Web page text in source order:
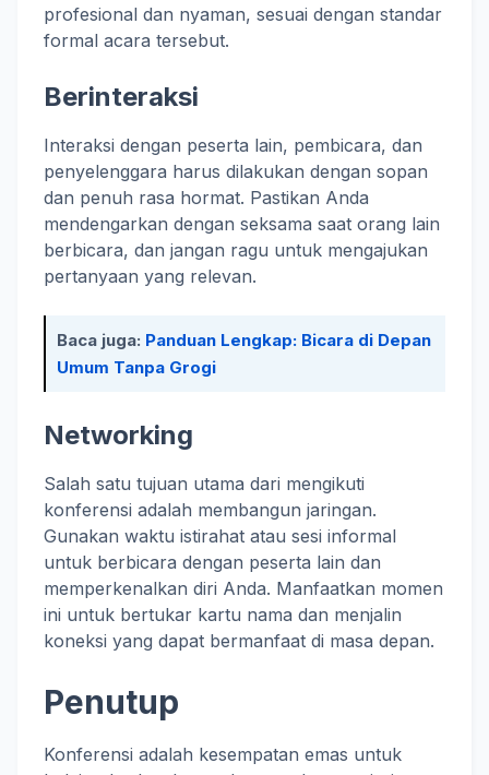
profesional dan nyaman, sesuai dengan standar
formal acara tersebut.
Berinteraksi
Interaksi dengan peserta lain, pembicara, dan
penyelenggara harus dilakukan dengan sopan
dan penuh rasa hormat. Pastikan Anda
mendengarkan dengan seksama saat orang lain
berbicara, dan jangan ragu untuk mengajukan
pertanyaan yang relevan.
Baca juga: Panduan Lengkap: Bicara di Depan
Umum Tanpa Grogi
Networking
Salah satu tujuan utama dari mengikuti
konferensi adalah membangun jaringan.
Gunakan waktu istirahat atau sesi informal
untuk berbicara dengan peserta lain dan
memperkenalkan diri Anda. Manfaatkan momen
ini untuk bertukar kartu nama dan menjalin
koneksi yang dapat bermanfaat di masa depan.
Penutup
Konferensi adalah kesempatan emas untuk